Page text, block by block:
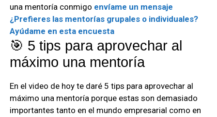
una mentoría conmigo envíame un mensaje
¿Prefieres las mentorías grupales o individuales?
Ayúdame en esta encuesta
🎯 5 tips para aprovechar al
máximo una mentoría
En el video de hoy te daré 5 tips para aprovechar al
máximo una mentoría porque estas son demasiado
importantes tanto en el mundo empresarial como en